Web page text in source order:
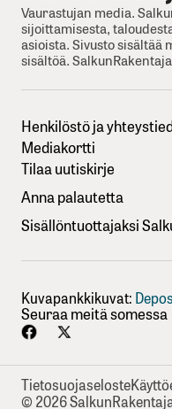
Vaurastujan media.
sijoittamisesta,
asioista. Sivusto sisältää
sisältöä.
Henkilöstö ja
Mediakortti
Tilaa uutiskirje
Anna palautetta
Sisällöntuottajaksi
Kuvapankkikuvat:
Seuraa meitä somessa
Tietosuojaseloste
© 2026